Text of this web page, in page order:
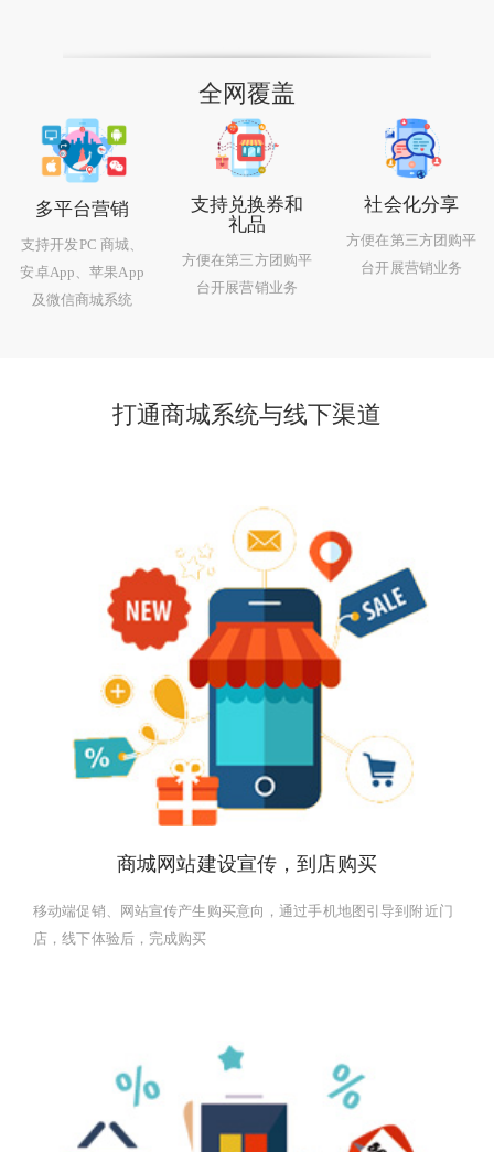
全网覆盖
多平台营销
支持开发PC 商城、
安卓App、苹果App
及微信商城系统
支持兑换券和
礼品
方便在第三方团购平
台开展营销业务
社会化分享
方便在第三方团购平
台开展营销业务
打通商城系统与线下渠道
商城网站建设宣传，到店购买
移动端促销、网站宣传产生购买意向，通过手机地图引导到附近门
店，线下体验后，完成购买